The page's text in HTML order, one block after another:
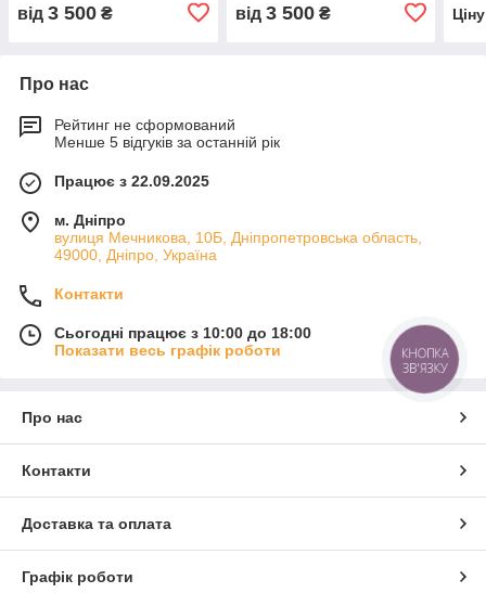
від 3 500 ₴ від 3 500₴
Про нас
Рейтинг не сформований
Менше 5 відгуків за останній рік
Працює з 22.09.2025
м. Дніпро
вулиця Мечникова, 10Б, Дніпропетровська область,
49000, Дніпро, Україна
Контакти
Сьогодні працює з 10:00 до 18:00
Показати весь графік роботи
Про нас
Контакти
Доставка та оплата
Графік роботи
КНОПКА
ЗВ'ЯЗКУ